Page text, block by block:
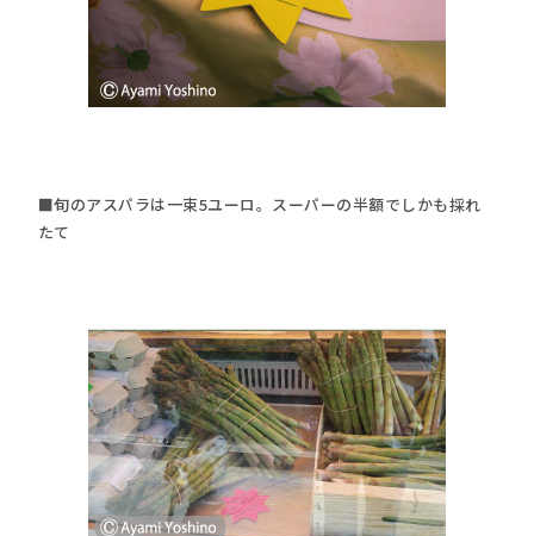
■旬のアスパラは一束5ユーロ。スーパーの半額でしかも採れ
たて